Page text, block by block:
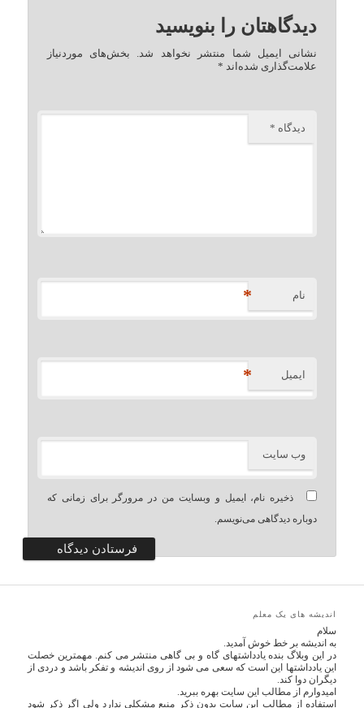
دیدگاهتان را بنویسید
نشانی ایمیل شما منتشر نخواهد شد.
بخش‌های موردنیاز
علامت‌گذاری شده‌اند *
دیدگاه *
نام *
ایمیل *
وب‌ سایت
ذخیره نام، ایمیل و وبسایت من در مرورگر برای زمانی که
دوباره دیدگاهی می‌نویسم.
اندیشه های یک معلم
سلام
به اندیشه بر خط خوش آمدید.
در این وبلاگ بنده یادداشتهای گاه و بی گاهی منتشر می کنم. مهمترین خصلت
این یادداشتها این است که سعی می شود از روی اندیشه و تفکر باشد و دردی از
دیگران دوا کند.
امیدوارم از مطالب این سایت بهره ببرید.
استفاده از مطالب این سایت بدون ذکر منبع مشکلی ندارد ولی اگر ذکر شود